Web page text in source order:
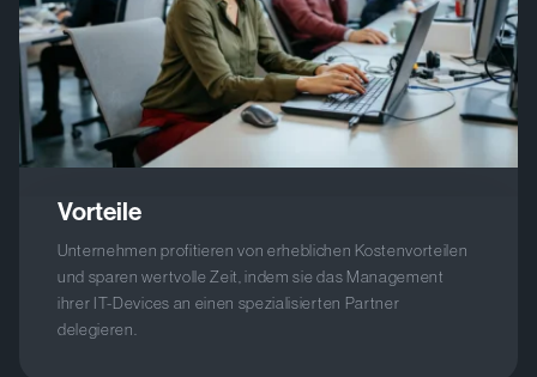
Vorteile
Unternehmen profitieren von erheblichen Kostenvorteilen
und sparen wertvolle Zeit, indem sie das Management
ihrer IT-Devices an einen spezialisierten Partner
delegieren.